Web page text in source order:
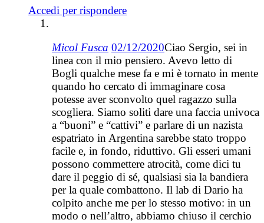
Accedi per rispondere
Micol Fusca 02/12/2020Ciao Sergio, sei in
linea con il mio pensiero. Avevo letto di
Bogli qualche mese fa e mi è tornato in mente
quando ho cercato di immaginare cosa
potesse aver sconvolto quel ragazzo sulla
scogliera. Siamo soliti dare una faccia univoca
a “buoni” e “cattivi” e parlare di un nazista
espatriato in Argentina sarebbe stato troppo
facile e, in fondo, riduttivo. Gli esseri umani
possono commettere atrocità, come dici tu
dare il peggio di sé, qualsiasi sia la bandiera
per la quale combattono. Il lab di Dario ha
colpito anche me per lo stesso motivo: in un
modo o nell’altro, abbiamo chiuso il cerchio